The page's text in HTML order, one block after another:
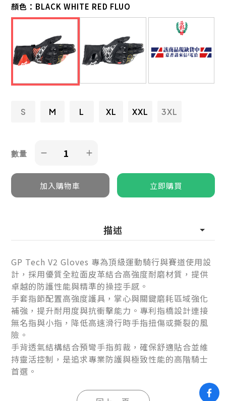
顏色： BLACK WHITE RED FLUO
S M L XL XXL 3XL
數量
描述
GP Tech V2 Gloves 專為頂級運動騎行與賽道使用設
計，採用優質全粒面皮革結合高強度耐磨材質，提供
卓越的防護性能與精準的操控手感。
手套指節配置高強度護具，掌心與關鍵磨耗區域強化
補強，提升耐用度與抗衝擊能力。專利指橋設計連接
無名指與小指，降低高速滑行時手指扭傷或撕裂的風
險。
手背透氣結構結合預彎手指剪裁，確保舒適貼合並維
持靈活控制，是追求專業防護與極致性能的高階騎士
首選。